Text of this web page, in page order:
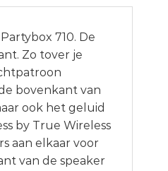
710. De
Zo tover je
bovenkant van
ook het geluid
by True Wireless
aan elkaar voor
van de speaker